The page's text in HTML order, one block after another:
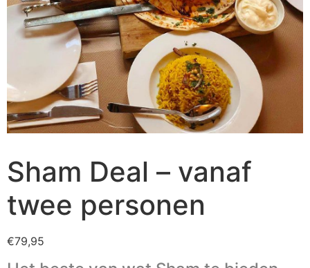
Sham Deal – vanaf
twee personen
€79,95